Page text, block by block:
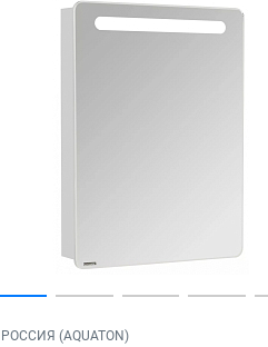
РОССИЯ (AQUATON)